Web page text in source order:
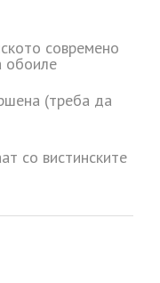
современо
обоиле
(треба да
со вистинските